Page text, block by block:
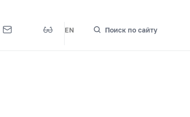
EN Поиск по сайту